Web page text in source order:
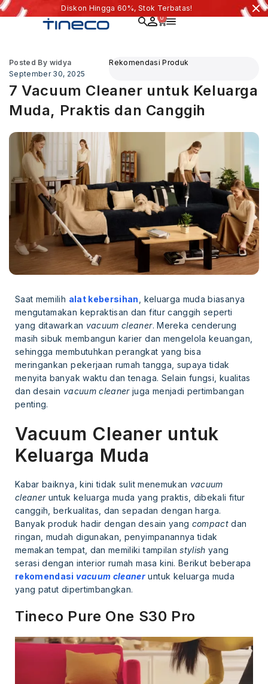
Diskon Hingga 60%, Stok Terbatas!
0
Posted By widya
September 30, 2025
Rekomendasi Produk
7 Vacuum Cleaner untuk Keluarga
Muda, Praktis dan Canggih
Saat memilih alat kebersihan
, keluarga muda biasanya
mengutamakan kepraktisan dan fitur canggih seperti
yang ditawarkan vacuum cleaner. Mereka cenderung
masih sibuk membangun karier dan mengelola keuangan,
sehingga membutuhkan perangkat yang bisa
meringankan pekerjaan rumah tangga, supaya tidak
menyita banyak waktu dan tenaga. Selain fungsi, kualitas
dan desain vacuum cleanerjuga menjadi pertimbangan
penting.
Vacuum Cleaner untuk
Keluarga Muda
Kabar baiknya, kini tidak sulit menemukan vacuum
cleaneruntuk keluarga muda yang praktis, dibekali fitur
canggih, berkualitas, dan sepadan dengan harga.
Banyak produk hadir dengan desain yang compact dan
ringan, mudah digunakan, penyimpanannya tidak
memakan tempat, dan memiliki tampilanstylish yang
serasi dengan interior rumah masa kini. Berikut beberapa
rekomendasi vacuum cleaner untuk keluarga muda
yang patut dipertimbangkan.
Tineco Pure One S30 Pro